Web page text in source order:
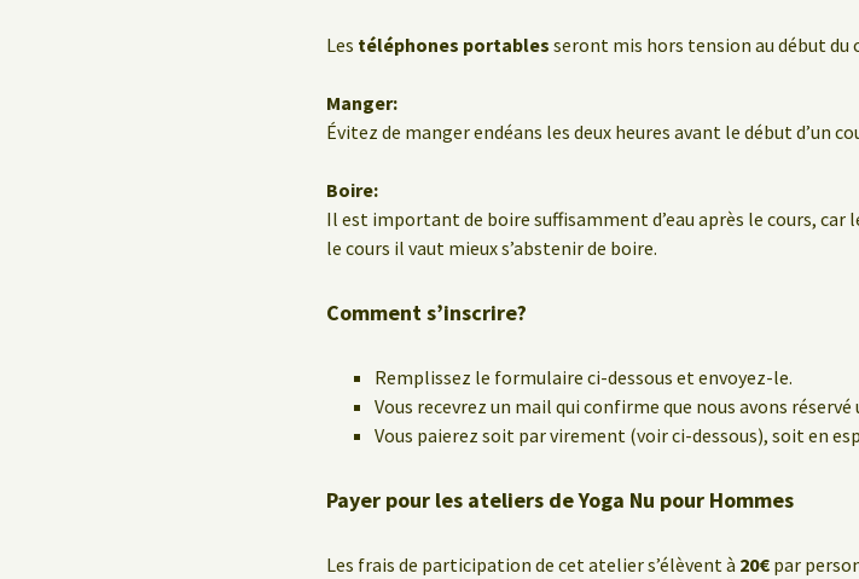
Les téléphones portables seront mis hors tension au début du
Manger:
Évitez de manger endéans les deux heures avant le début d’un
Boire:
Il est important de boire suffisamment d’eau après le cours,
le cours il vaut mieux s’abstenir de boire.
Comment s’inscrire?
Remplissez le formulaire ci-dessous et envoyez-le.
Vous recevrez un mail qui confirme que nous avons réservé
Vous paierez soit par virement (voir ci-dessous), soit en
Payer pour les ateliers de Yoga Nu pour Hommes
Les frais de participation de cet atelier s’élèvent à 20€ par